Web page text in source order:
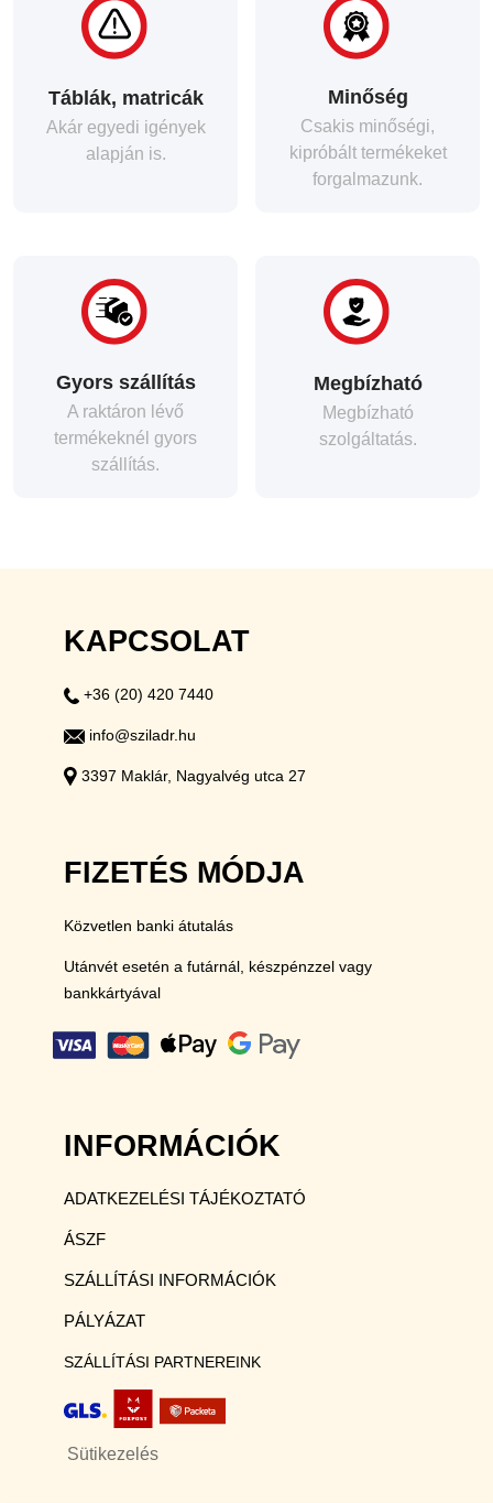
Táblák, matricák
Akár egyedi igények
alapján is.
Minőség
Csakis minőségi,
kipróbált termékeket
forgalmazunk.
Gyors szállítás
A raktáron lévő
termékeknél gyors
szállítás.
Megbízható
Megbízható
szolgáltatás.
KAPCSOLAT
+36 (20) 420 7440
info@sziladr.hu
3397 Maklár, Nagyalvég utca 27
FIZETÉS MÓDJA
Közvetlen banki átutalás
Utánvét esetén a futárnál, készpénzzel vagy
bankkártyával
INFORMÁCIÓK
ADATKEZELÉSI TÁJÉKOZTATÓ
ÁSZF
SZÁLLÍTÁSI INFORMÁCIÓK
PÁLYÁZAT
SZÁLLÍTÁSI PARTNEREINK
Sütikezelés